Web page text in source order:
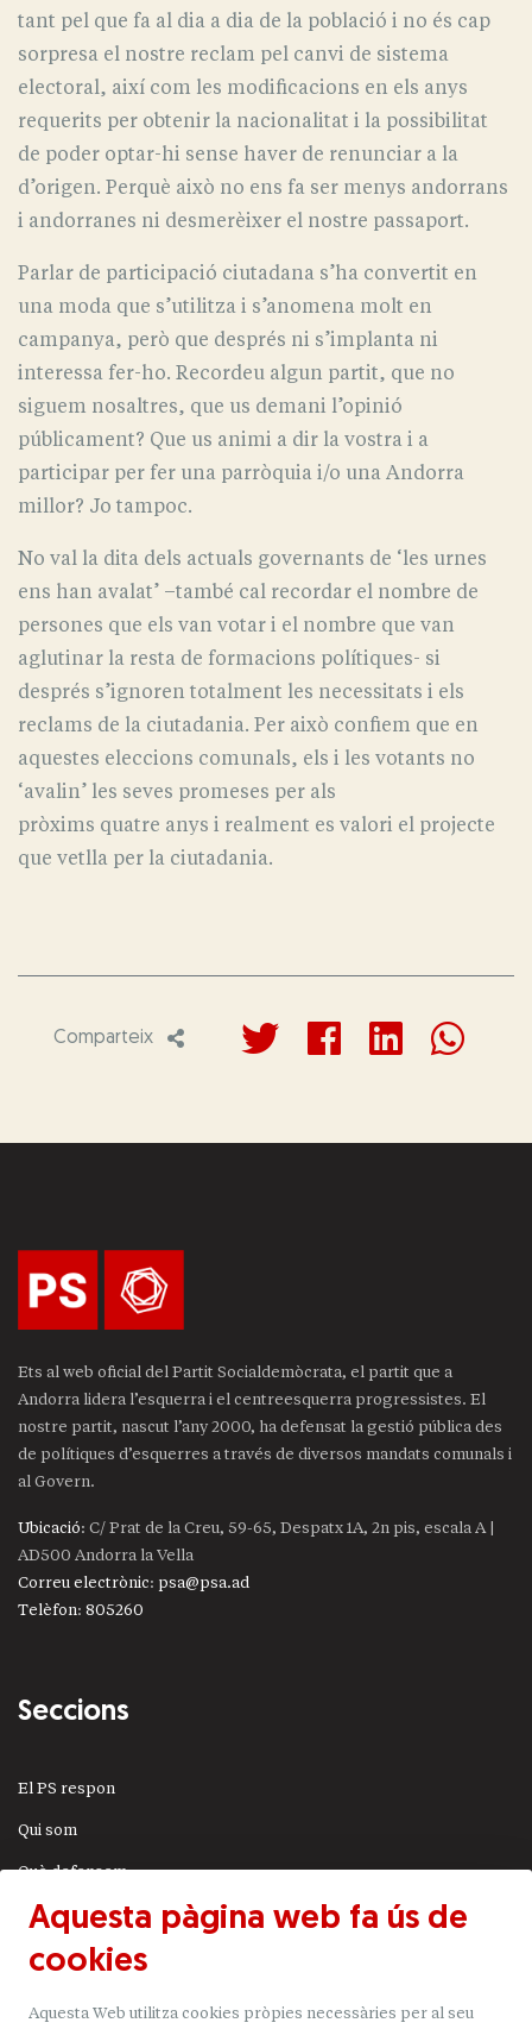
tant pel que fa al dia a dia de la població i no és cap
sorpresa el nostre reclam pel canvi de sistema
electoral, així com les modificacions en els anys
requerits per obtenir la nacionalitat i la possibilitat
de poder optar-hi sense haver de renunciar a la
d’origen. Perquè això no ens fa ser menys andorrans
i andorranes ni desmerèixer el nostre passaport.
Parlar de participació ciutadana s’ha convertit en
una moda que s’utilitza i s’anomena molt en
campanya, però que després ni s’implanta ni
interessa fer-ho. Recordeu algun partit, que no
siguem nosaltres, que us demani l’opinió
públicament? Que us animi a dir la vostra i a
participar per fer una parròquia i/o una Andorra
millor? Jo tampoc.
No val la dita dels actuals governants de ‘les urnes
ens han avalat’ –també cal recordar el nombre de
persones que els van votar i el nombre que van
aglutinar la resta de formacions polítiques- si
després s’ignoren totalment les necessitats i els
reclams de la ciutadania. Per això confiem que en
aquestes eleccions comunals, els i les votants no
‘avalin’ les seves promeses per als
pròxims quatre anys i realment es valori el projecte
que vetlla per la ciutadania.
Comparteix
Ets al web oficial del Partit Socialdemòcrata, el partit que a
Andorra lidera l’esquerra i el centreesquerra progressistes. El
nostre partit, nascut l’any 2000, ha defensat la gestió pública des
de polítiques d’esquerres a través de diversos mandats comunals i
al Govern.
Ubicació: C/ Prat de la Creu, 59-65, Despatx 1A, 2n pis, escala A |
AD500 Andorra la Vella
Correu electrònic: psa@psa.ad
Telèfon: 805260
Seccions
El PS respon
Qui som
Què defensem
Actualitat
JSA
Aquesta pàgina web fa ús de
cookies
Aquesta Web utilitza cookies pròpies necessàries per al seu